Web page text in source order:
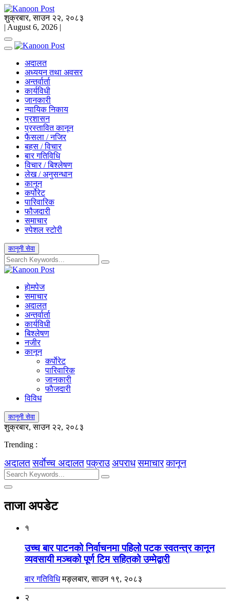
शुक्रबार, साउन २२, २०८३
| August 6, 2026 |
अदालत
अध्ययन तथा अवसर
अन्तर्वार्ता
कार्यविधी
जानकारी
न्यायिक निकाय
प्रशासन
प्रस्तावित कानून
फैसला / नजिर
बहस / विचार
बार गतिविधि
विचार / बिश्लेषण
लेख / अनुसन्धान
कानून
कर्पोरेट
पारिवारिक
फौजदारी
समाचार
स्पेशल स्टोरी
कानूनी सेवा
हाेमपेज
समाचार
अदालत
अन्तर्वार्ता
कार्यविधी
बिश्लेषण
नजीर
कानून
कर्पाेरेट
पारिवारिक
जानकारी
फाैजदारी
विविध
कानूनी सेवा
शुक्रबार, साउन २२, २०८३
Trending :
अदालतसर्वाेच्च अदालतपक्राउअपराधसमाचारकानून
ताजा अपडेट
१
उच्च बार पाटनको निर्वाचनमा पहिलो पटक स्वतन्त्र कानून
व्यवसायी मञ्चको पूर्ण टिम सहितको उम्मेद्वारी
बार गतिविधि मङ्लबार, साउन १९, २०८३
२